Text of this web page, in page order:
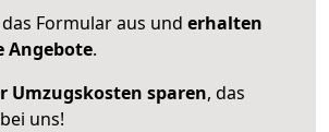
Formular aus und erhalten
Angebote.
Umzugskosten sparen, das
uns!